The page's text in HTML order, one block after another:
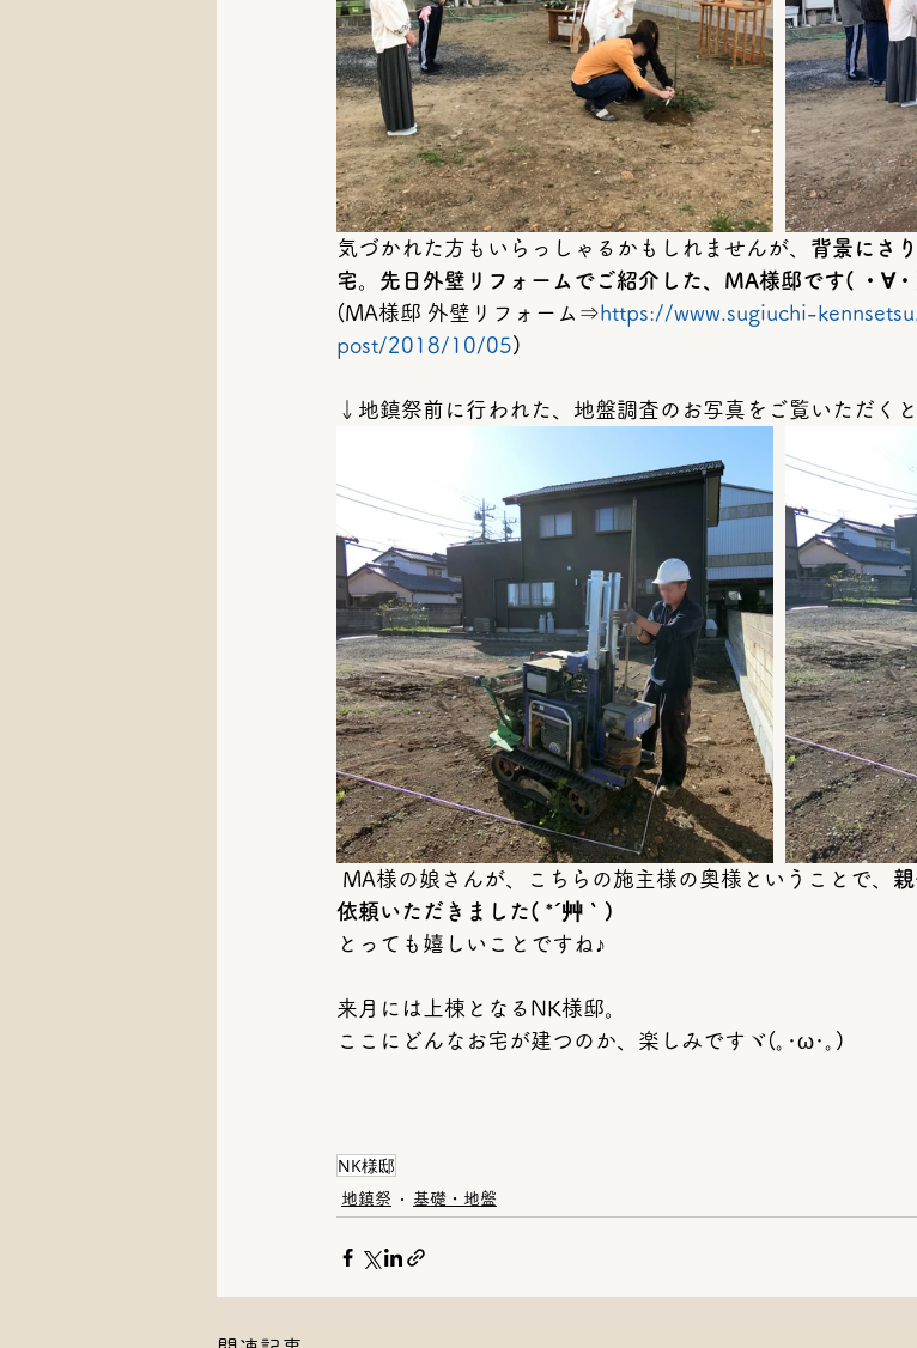
気づかれた方もいらっしゃるかもしれませんが、 背景にさ
宅。先日外壁リフォームでご紹介した、MA様邸です( ・∀
(MA様邸 外壁リフォーム⇒https://www.sugiuchi-
post/2018/10/05)
↓地鎮祭前に行われた、地盤調査のお写真をご覧いただく
MA様の娘さんが、こちらの施主様の奥様ということで、
依頼いただきました( *´艸｀)
とっても嬉しいことですね♪
来月には上棟となるNK様邸。
ここにどんなお宅が建つのか、楽しみですヾ(｡･ω･｡)
NK様邸
地鎮祭 基礎・地盤